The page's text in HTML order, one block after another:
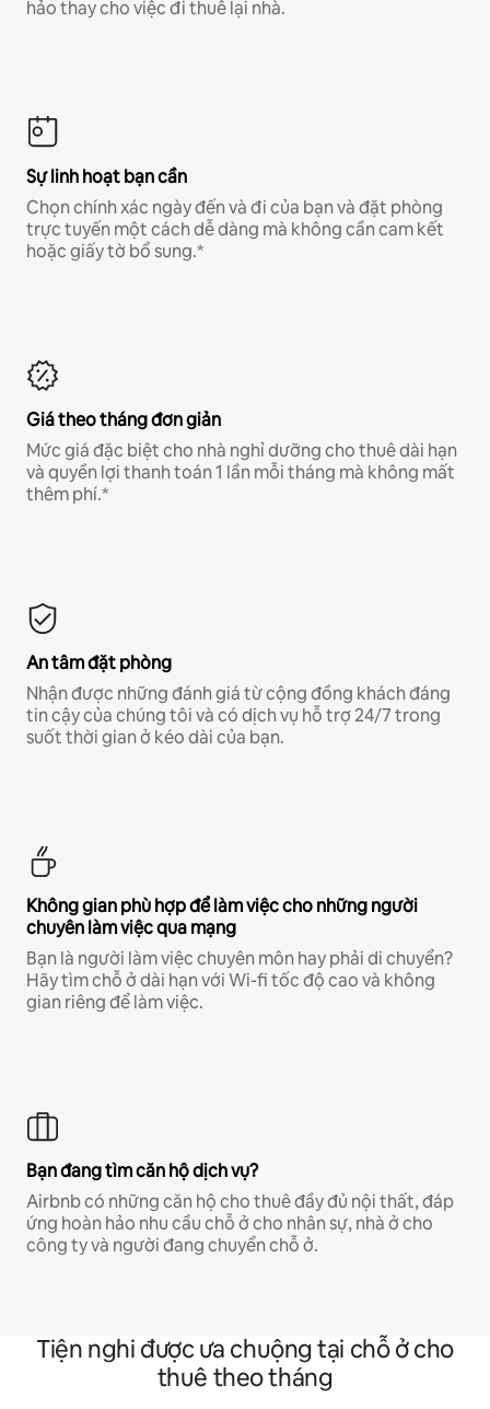
hảo thay cho việc đi thuê lại nhà.
Sự linh hoạt bạn cần
Chọn chính xác ngày đến và đi của bạn và đặt phòng
trực tuyến một cách dễ dàng mà không cần cam kết
hoặc giấy tờ bổ sung.*
Giá theo tháng đơn giản
Mức giá đặc biệt cho nhà nghỉ dưỡng cho thuê dài hạn
và quyền lợi thanh toán 1 lần mỗi tháng mà không mất
thêm phí.*
An tâm đặt phòng
Nhận được những đánh giá từ cộng đồng khách đáng
tin cậy của chúng tôi và có dịch vụ hỗ trợ 24/7 trong
suốt thời gian ở kéo dài của bạn.
Không gian phù hợp để làm việc cho những người
chuyên làm việc qua mạng
Bạn là người làm việc chuyên môn hay phải di chuyển?
Hãy tìm chỗ ở dài hạn với Wi-fi tốc độ cao và không
gian riêng để làm việc.
Bạn đang tìm căn hộ dịch vụ?
Airbnb có những căn hộ cho thuê đầy đủ nội thất, đáp
ứng hoàn hảo nhu cầu chỗ ở cho nhân sự, nhà ở cho
công ty và người đang chuyển chỗ ở.
Tiện nghi được ưa chuộng tại chỗ ở cho
thuê theo tháng